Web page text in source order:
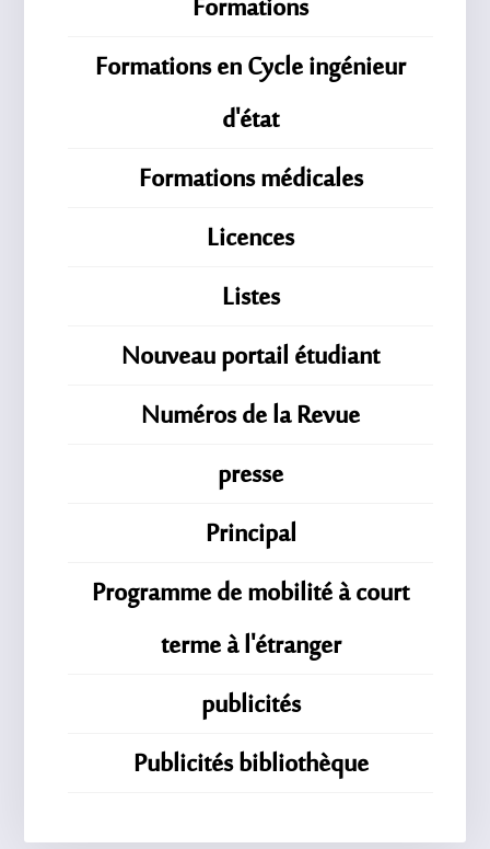
Formations
Formations en Cycle ingénieur
d'état
Formations médicales
Licences
Listes
Nouveau portail étudiant
Numéros de la Revue
presse
Principal
Programme de mobilité à court
terme à l'étranger
publicités
Publicités bibliothèque